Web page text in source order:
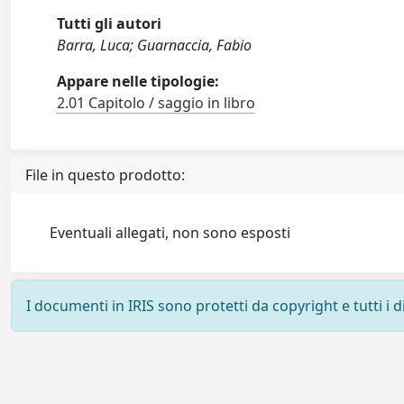
Tutti gli autori
Barra, Luca; Guarnaccia, Fabio
Appare nelle tipologie:
2.01 Capitolo / saggio in libro
File in questo prodotto:
Eventuali allegati, non sono esposti
I documenti in IRIS sono protetti da copyright e tutti i